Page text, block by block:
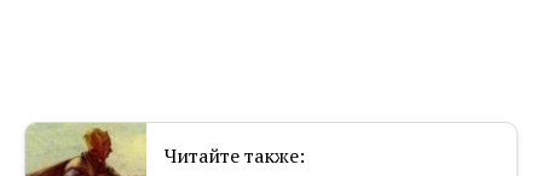
Читайте также: